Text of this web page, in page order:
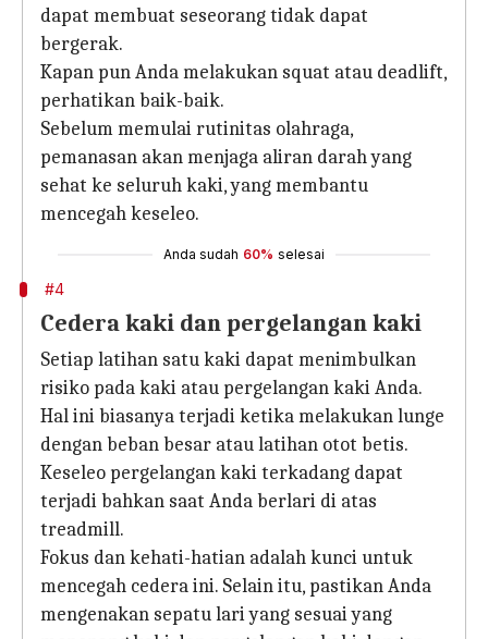
dapat membuat seseorang tidak dapat
bergerak.
Kapan pun Anda melakukan squat atau deadlift,
perhatikan baik-baik.
Sebelum memulai rutinitas olahraga,
pemanasan akan menjaga aliran darah yang
sehat ke seluruh kaki, yang membantu
mencegah keseleo.
Anda sudah 60% selesai
#4
Cedera kaki dan pergelangan kaki
Setiap latihan satu kaki dapat menimbulkan
risiko pada kaki atau pergelangan kaki Anda.
Hal ini biasanya terjadi ketika melakukan lunge
dengan beban besar atau latihan otot betis.
Keseleo pergelangan kaki terkadang dapat
terjadi bahkan saat Anda berlari di atas
treadmill.
Fokus dan kehati-hatian adalah kunci untuk
mencegah cedera ini. Selain itu, pastikan Anda
mengenakan sepatu lari yang sesuai yang